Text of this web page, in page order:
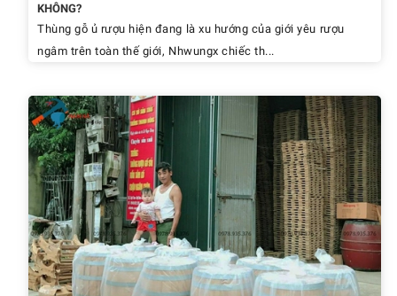
KHÔNG?
Thùng gỗ ủ rượu hiện đang là xu hướng của giới yêu rượu
ngâm trên toàn thế giới, Nhwungx chiếc th...